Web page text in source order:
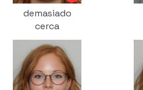
demasiado
cerca